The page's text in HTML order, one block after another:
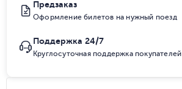
Предзаказ
Оформление билетов на нужный поезд
Поддержка 24/7
Круглосуточная поддержка покупателей